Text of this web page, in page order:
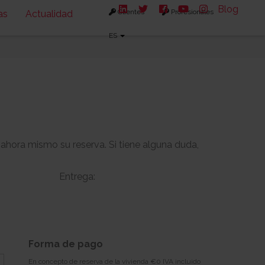
Actualidad Clientes Profesionales
ES
Blog
mismo su reserva. Si tiene alguna duda,
Entrega:
Descargar planos
Forma de pago
En concepto de reserva de la vivienda €0 IVA incluido